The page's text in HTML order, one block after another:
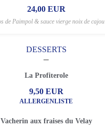
24,00 EUR
de Paimpol & sauce vierge noix de cajou
DESSERTS
La Profiterole
9,50 EUR
ALLERGENLISTE
Vacherin aux fraises du Velay